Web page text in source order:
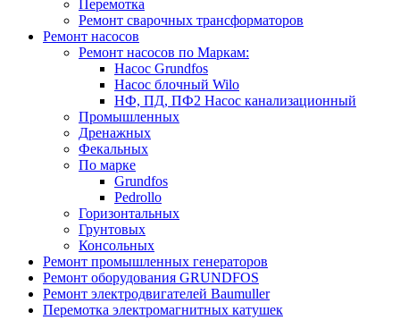
Перемотка
Ремонт сварочных трансформаторов
Ремонт насосов
Ремонт насосов по Маркам:
Насос Grundfos
Насос блочный Wilo
НФ, ПД, ПФ2 Насос канализационный
Промышленных
Дренажных
Фекальных
По марке
Grundfos
Pedrollo
Горизонтальных
Грунтовых
Консольных
Ремонт промышленных генераторов
Ремонт оборудования GRUNDFOS
Ремонт электродвигателей Baumuller
Перемотка электромагнитных катушек